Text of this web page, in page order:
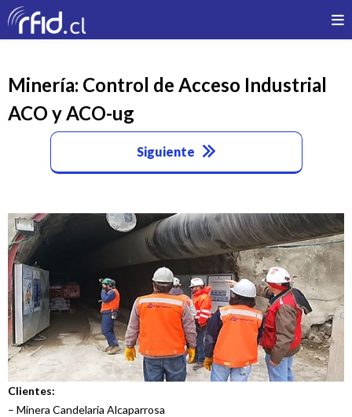
Minería: Control de Acceso Industrial
ACO y ACO-ug
Siguiente
Clientes:
– Minera Candelaria Alcaparrosa